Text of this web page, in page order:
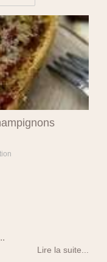
Lire la suite...